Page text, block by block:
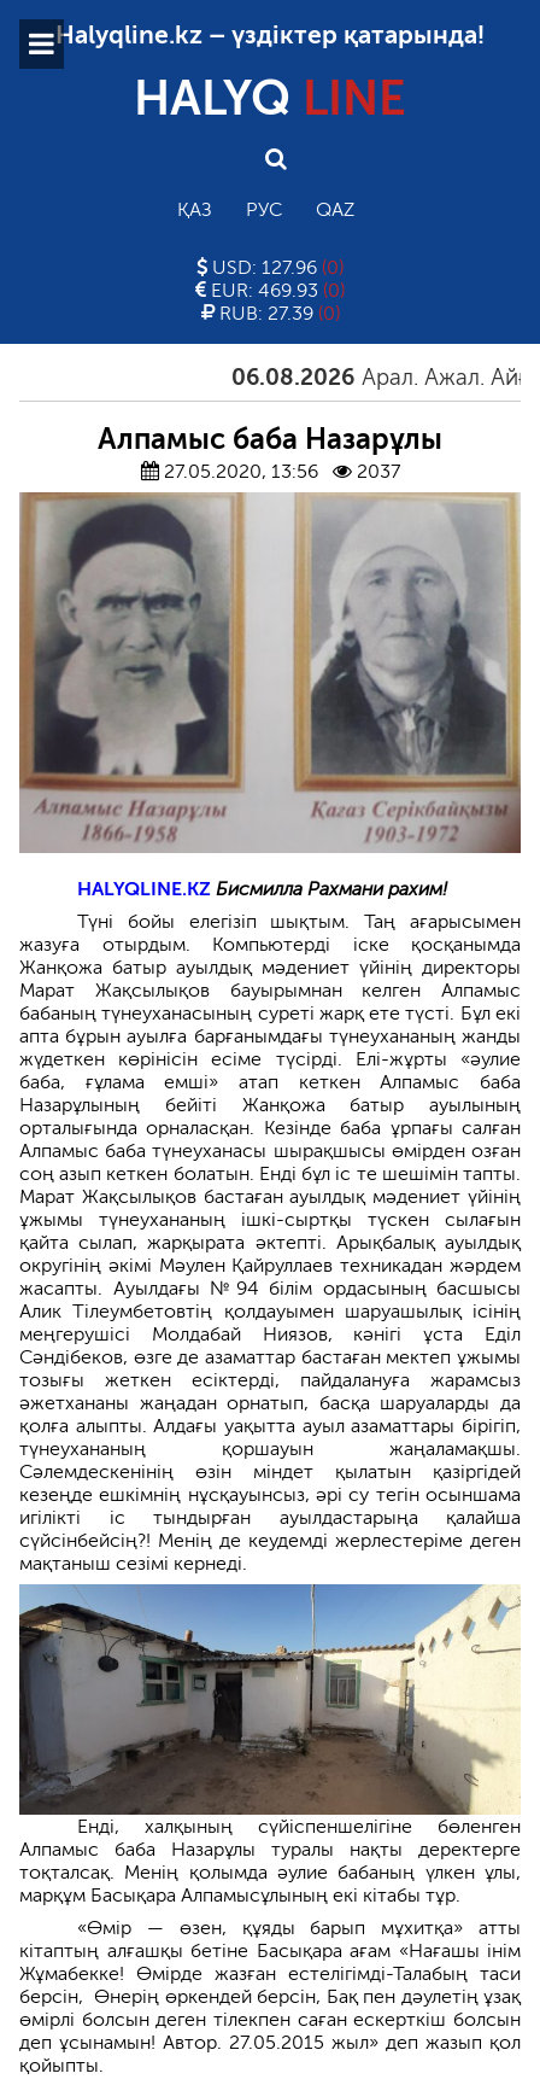
Halyqline.kz – үздіктер қатарында!
HALYQ LINE
ҚАЗ РУС QAZ
USD: 127.96 (0)
EUR: 469.93 (0)
RUB: 27.39 (0)
06.08.2026 Арал. Ажал. Айғақ
Алпамыс баба Назарұлы
27.05.2020, 13:56 2037
HALYQLINE.KZ Бисмилла Рахмани рахим!
Түні бойы елегізіп шықтым. Таң ағарысымен
жазуға отырдым. Компьютерді іске қосқанымда
Жанқожа батыр ауылдық мәдениет үйінің директоры
Марат Жақсылықов бауырымнан келген Алпамыс
бабаның түнеуханасының суреті жарқ ете түсті. Бұл екі
апта бұрын ауылға барғанымдағы түнеухананың жанды
жүдеткен көрінісін есіме түсірді. Елі-жұрты «әулие
баба, ғұлама емші» атап кеткен Алпамыс баба
Назарұлының бейіті Жанқожа батыр ауылының
орталығында орналасқан. Кезінде баба ұрпағы салған
Алпамыс баба түнеуханасы шырақшысы өмірден озған
соң азып кеткен болатын. Енді бұл іс те шешімін тапты.
Марат Жақсылықов бастаған ауылдық мәдениет үйінің
ұжымы түнеухананың ішкі-сыртқы түскен сылағын
қайта сылап, жарқырата әктепті. Арықбалық ауылдық
округінің әкімі Мәулен Қайруллаев техникадан жәрдем
жасапты. Ауылдағы №94 білім ордасының басшысы
Алик Тілеумбетовтің қолдауымен шаруашылық ісінің
меңгерушісі Молдабай Ниязов, кәнігі ұста Еділ
Сәндібеков, өзге де азаматтар бастаған мектеп ұжымы
тозығы жеткен есіктерді, пайдалануға жарамсыз
әжетхананы жаңадан орнатып, басқа шаруаларды да
қолға алыпты. Алдағы уақытта ауыл азаматтары бірігіп,
түнеухананың қоршауын жаңаламақшы.
Сәлемдескенінің өзін міндет қылатын қазіргідей
кезеңде ешкімнің нұсқауынсыз, әрі су тегін осыншама
игілікті іс тындырған ауылдастарыңа қалайша
сүйсінбейсің?! Менің де кеудемді жерлестеріме деген
мақтаныш сезімі кернеді.
Енді, халқының сүйіспеншелігіне бөленген
Алпамыс баба Назарұлы туралы нақты деректерге
тоқталсақ. Менің қолымда әулие бабаның үлкен ұлы,
марқұм Басықара Алпамысұлының екі кітабы тұр.
«Өмір — өзен, құяды барып мұхитқа» атты
кітаптың алғашқы бетіне Басықара ағам «Нағашы інім
Жұмабекке! Өмірде жазған естелігімді-Талабың таси
берсін, Өнерің өркендей берсін, Бақ пен дәулетің ұзақ
өмірлі болсын деген тілекпен саған ескерткіш болсын
деп ұсынамын! Автор. 27.05.2015 жыл» деп жазып қол
қойыпты.